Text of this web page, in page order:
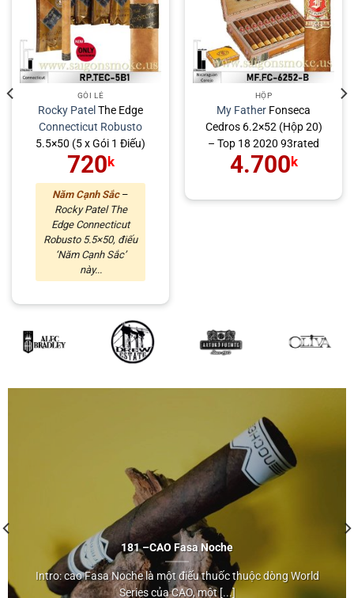
GÓI LẺ
Rocky Patel The Edge
Connecticut Robusto
5.5×50 (5 x Gói 1 Điếu)
720 k
Năm Cạnh Sắc–
Rocky Patel The
Edge Connecticut
Robusto 5.5×50, điếu
‘Năm Cạnh Sắc’
này...
HỘP
My Father Fonseca
Cedros 6.2×52 (Hộp 20)
– Top 18 2020 93rated
4.700 k
CAO
181 –CAO Fasa Noche
Intro: cao Fasa Noche là một điếu thuốc thuộc dòng World
Series của CAO, một [...]